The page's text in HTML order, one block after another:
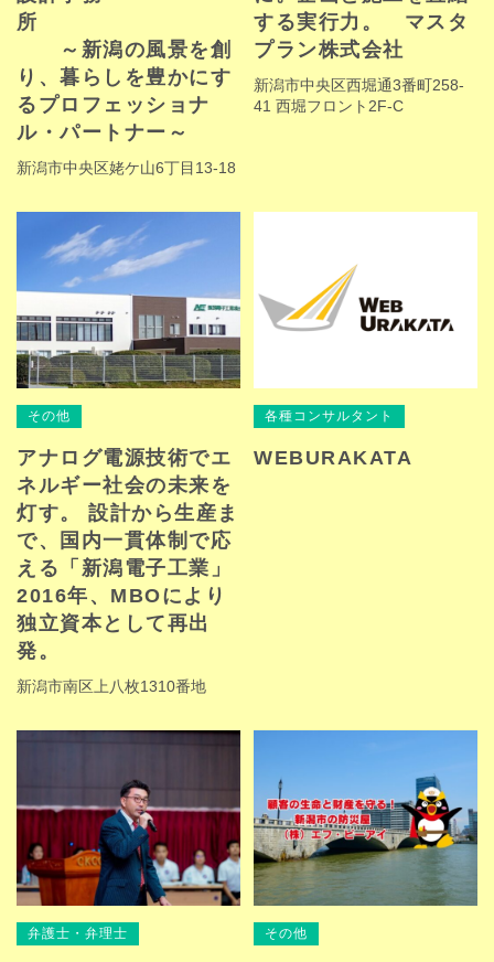
所
～新潟の風景を創
り、暮らしを豊かにす
るプロフェッショナ
ル・パートナー～
新潟市中央区姥ケ山6丁目13-18
する実行力。 マスタ
プラン株式会社
新潟市中央区西堀通3番町258-
41 西堀フロント2F-C
その他
アナログ電源技術でエ
ネルギー社会の未来を
灯す。 設計から生産ま
で、国内一貫体制で応
える「新潟電子工業」
2016年、MBOにより
独立資本として再出
発。
新潟市南区上八枚1310番地
各種コンサルタント
WEBURAKATA
弁護士・弁理士 その他